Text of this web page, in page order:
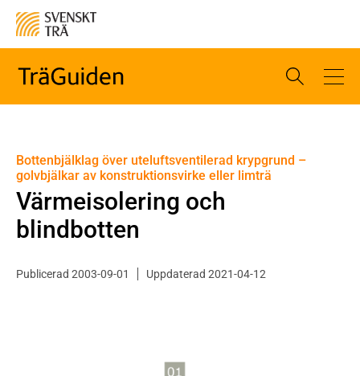
Bottenbjälklag över uteluftsventilerad krypgrund –
golvbjälkar av konstruktionsvirke eller limträ
Värmeisolering och
blindbotten
Publicerad 2003-09-01 Uppdaterad 2021-04-12